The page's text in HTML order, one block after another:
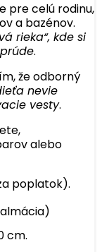
pre celú rodinu,
a bazénov.
rieka“, kde si
.
že odborný
nevie
vesty.
alebo
poplatok).
cm.